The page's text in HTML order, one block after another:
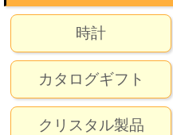
時計
カタログギフト
クリスタル製品